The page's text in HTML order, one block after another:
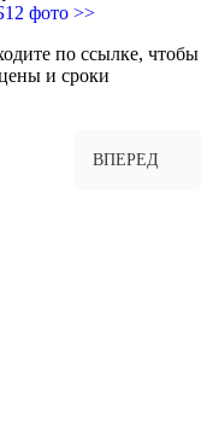
фото >>
по ссылке, чтобы
и сроки
ВПЕРЕД